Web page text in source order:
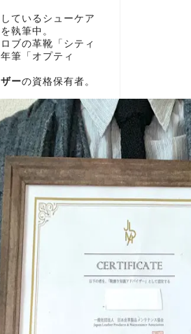
ているシューケア
執筆中。
ブの革靴「シティ
筆「オプティ
ーの資格保有者。